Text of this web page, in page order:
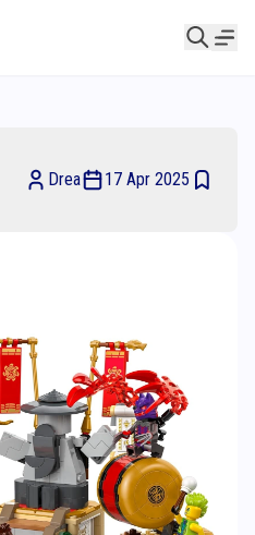
Drea 17 Apr 2025